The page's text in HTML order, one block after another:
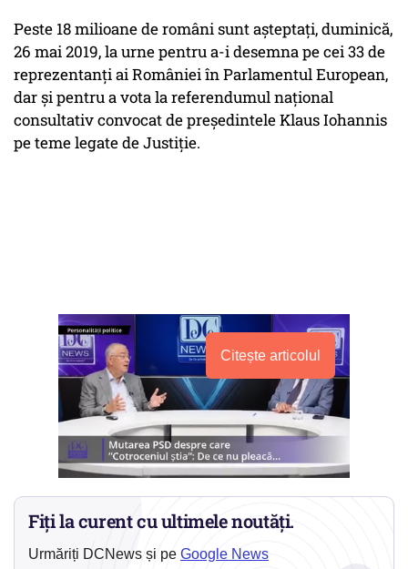
Peste 18 milioane de români sunt aşteptaţi, duminică,
26 mai 2019, la urne pentru a-i desemna pe cei 33 de
reprezentanţi ai României în Parlamentul European,
dar şi pentru a vota la referendumul naţional
consultativ convocat de preşedintele Klaus Iohannis
pe teme legate de Justiţie.
Citește articolul
Fiți la curent cu ultimele noutăți.
Urmăriți DCNews și pe Google News